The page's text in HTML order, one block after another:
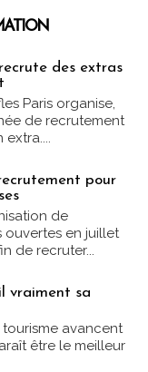
des extras
Paris organise,
de recrutement
pour
de
ouvertes en juillet
de recruter...
vraiment sa
avancent
être le meilleur